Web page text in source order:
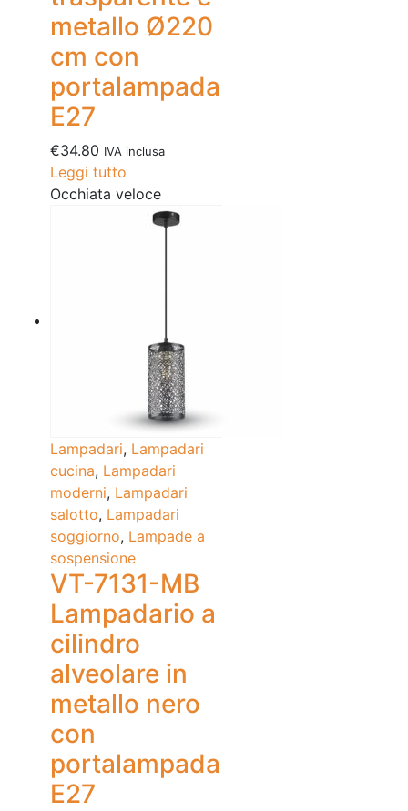
metallo Ø220
cm con
portalampada
E27
€34.80 IVA inclusa
Leggi tutto
Occhiata veloce
Lampadari, Lampadari
cucina, Lampadari
moderni, Lampadari
salotto, Lampadari
soggiorno, Lampade a
sospensione
VT-7131-MB
Lampadario a
cilindro
alveolare in
metallo nero
con
portalampada
E27